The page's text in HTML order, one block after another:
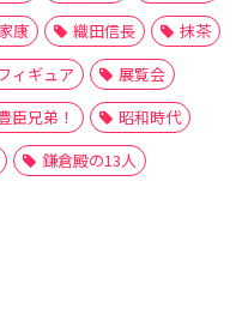
康 織田信長
抹茶
ィギュア
展覧会
臣兄弟！
昭和時代
鎌倉殿の13人